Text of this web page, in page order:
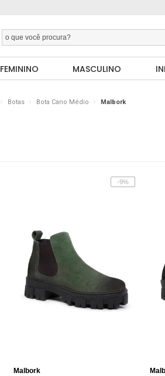
FEMININO MASCULINO
Botas Bota Cano Médio Malbork
-9%
Malbork